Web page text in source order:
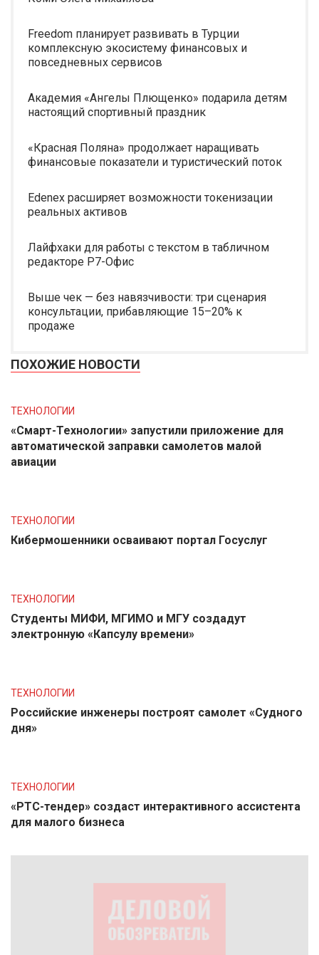
Freedom планирует развивать в Турции
комплексную экосистему финансовых и
повседневных сервисов
Академия «Ангелы Плющенко» подарила детям
настоящий спортивный праздник
«Красная Поляна» продолжает наращивать
финансовые показатели и туристический поток
Edenex расширяет возможности токенизации
реальных активов
Лайфхаки для работы с текстом в табличном
редакторе Р7-Офис
Выше чек — без навязчивости: три сценария
консультации, прибавляющие 15–20% к
продаже
ПОХОЖИЕ НОВОСТИ
ТЕХНОЛОГИИ
«Смарт-Технологии» запустили приложение для
автоматической заправки самолетов малой
авиации
ТЕХНОЛОГИИ
Кибермошенники осваивают портал Госуслуг
ТЕХНОЛОГИИ
Студенты МИФИ, МГИМО и МГУ создадут
электронную «Капсулу времени»
ТЕХНОЛОГИИ
Российские инженеры построят самолет «Судного
дня»
ТЕХНОЛОГИИ
«РТС-тендер» создаст интерактивного ассистента
для малого бизнеса